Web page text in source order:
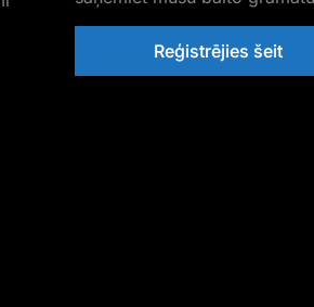
Reģistrējies šeit